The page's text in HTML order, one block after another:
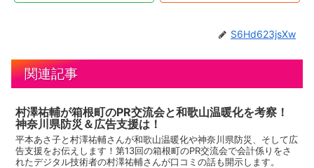
S6Hd623jsXw
関連記事
村澤祐輔が箱根町のPR交流会と和歌山温暖化を考察！
神奈川県防災＆広告支援は！
平本あさ子と村澤祐輔さんが和歌山温暖化や神奈川県防災、そして広
告支援をお伝えします！第13回の箱根町のPR交流会で会計係りをさ
れたデジタル技術者の村澤祐輔さんが口コミの話も開示します。